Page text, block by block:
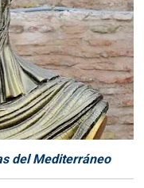
del Mediterráneo